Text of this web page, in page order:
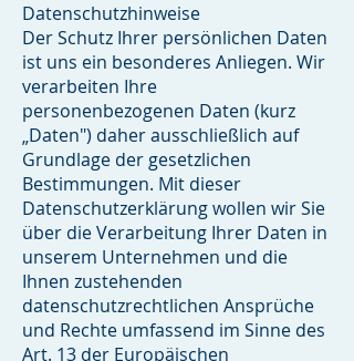
Datenschutzhinweise
Der Schutz Ihrer persönlichen Daten
ist uns ein besonderes Anliegen. Wir
verarbeiten Ihre
personenbezogenen Daten (kurz
„Daten") daher ausschließlich auf
Grundlage der gesetzlichen
Bestimmungen. Mit dieser
Datenschutzerklärung wollen wir Sie
über die Verarbeitung Ihrer Daten in
unserem Unternehmen und die
Ihnen zustehenden
datenschutzrechtlichen Ansprüche
und Rechte umfassend im Sinne des
Art. 13 der Europäischen